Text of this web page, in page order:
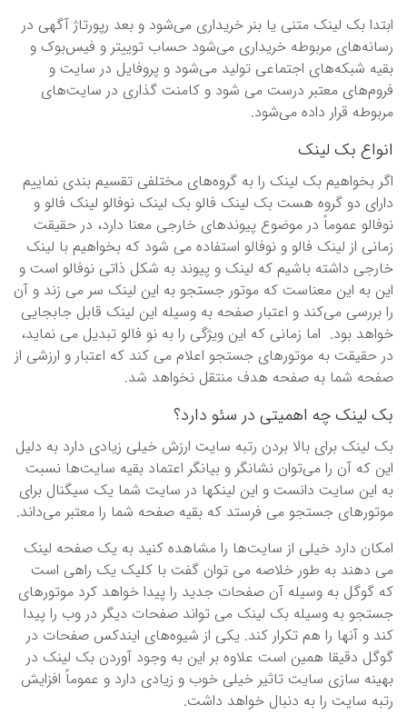
ابتدا بک لینک متنی یا بنر خریداری می‌شود و بعد رپورتاژ آگهی در
رسانه‌های مربوطه خریداری می‌شود حساب توییتر و فیس‌بوک و
بقیه شبکه‌های اجتماعی تولید می‌شود و پروفایل در سایت و
فروم‌های معتبر درست می شود و کامنت گذاری در سایت‌های
مربوطه قرار داده می‌شود.
انواع بک لینک
اگر بخواهیم بک لینک را به گروه‌های مختلفی تقسیم بندی نماییم
دارای دو گروه هست بک لینک فالو بک لینک نوفالو لینک فالو و
نوفالو عموماً در موضوع پیوندهای خارجی معنا دارد، در حقیقت
زمانی از لینک فالو و نوفالو استفاده می شود که بخواهیم با لینک
خارجی داشته باشیم که لینک و پیوند به شکل ذاتی نوفالو است و
این به این معناست که موتور جستجو به این لینک سر می زند و آن
را بررسی می‌کند و اعتبار صفحه به وسیله این لینک قابل جابجایی
خواهد بود. اما زمانی که این ویژگی را به نو فالو تبدیل می نماید،
در حقیقت به موتورهای جستجو اعلام می کند که اعتبار و ارزشی از
صفحه شما به صفحه هدف منتقل نخواهد شد.
بک لینک چه اهمیتی در سئو دارد؟
بک لینک برای بالا بردن رتبه سایت ارزش خیلی زیادی دارد به دلیل
این که آن را می‌توان نشانگر و بیانگر اعتماد بقیه سایت‌ها نسبت
به این سایت دانست و این لینکها در سایت شما یک سیگنال برای
موتورهای جستجو می فرستد که بقیه صفحه شما را معتبر می‌داند.
امکان دارد خیلی از سایت‌ها را مشاهده کنید به یک صفحه لینک
می دهند به طور خلاصه می توان گفت با کلیک یک راهی است
که گوگل به وسیله آن صفحات جدید را پیدا خواهد کرد موتورهای
جستجو به وسیله بک لینک می تواند صفحات دیگر در وب را پیدا
کند و آنها را هم تکرار کند. یکی از شیوه‌های ایندکس صفحات در
گوگل دقیقا همین است علاوه بر این به وجود آوردن بک لینک در
بهینه سازی سایت تاثیر خیلی خوب و زیادی دارد و عموماً افزایش
رتبه سایت را به دنبال خواهد داشت.